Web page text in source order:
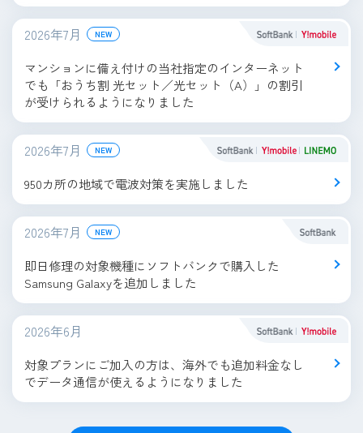
2026年7月 NEW
マンションに備え付けの当社指定のインターネット
でも「おうち割 光セット／光セット（A）」の割引
が受けられるようになりました
2026年7月 NEW
950カ所の地域で電波対策を実施しました
2026年7月 NEW
即日修理の対象機種にソフトバンクで購入した
Samsung Galaxyを追加しました
2026年6月
対象プランにご加入の方は、海外でも追加料金なし
でデータ通信が使えるようになりました